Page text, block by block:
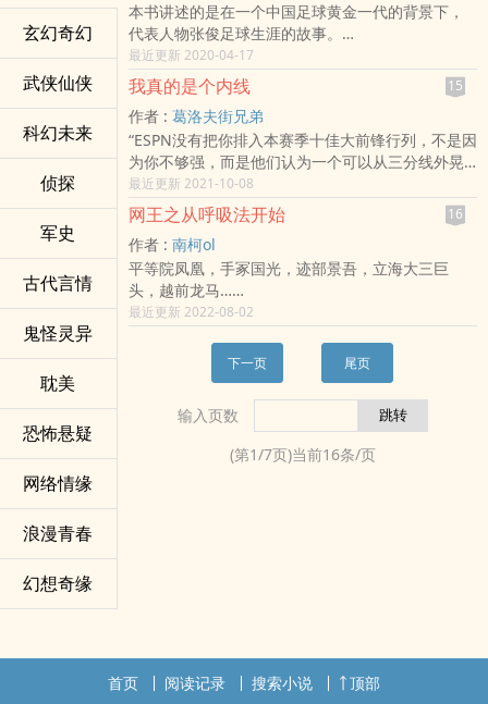
玄幻奇幻
武侠仙侠
科幻未来
侦探
军史
古代言情
鬼怪灵异
耽美
恐怖悬疑
网络情缘
浪漫青春
幻想奇缘
本书讲述的是在一个中国足球黄金一代的背景下，
代表人物张俊足球生涯的故事。
虽然名字叫《我们是冠军》，但主要人物还是张
俊，他才是主角，小说从他开始步入职业足坛一直
写到他退役。
以他的眼睛，他的经历给读者勾画了一幅中国足球
发展的历程。
有欢喜，有悲伤，有希望，有失落。
中国足球随着张俊职业生涯的起起伏伏而向前走
着。
有前进，有倒退，有黑暗，有光明。
全书的‌‌高‎‌潮​‌­是中国队获得世界杯冠军，但这不是这
本书所要最后表达的东西。
我们是冠军的真正含义也不在于拿了一次历史性的
世界冠军，而是在于小说的结尾：中国足球到底需
要一个怎么样的冠军？
所以，请所有读者朋友耐心的看完全文。说实话，
作者本人是希望能一口气全部写完，然后全部上
传，让大家一口气全部看完的，那样冠军这本书才
有味道。
但是由于网络连载和写作的特点，只有让大家跟着
一起等待了，在等待的过程中，有欢喜，有悲伤，
最近更新 2020-04-17
我真的是个内线 15
作者 : 葛洛夫街兄弟
“ESPN没有把你排入本赛季十佳大前锋行列，不是因
为你不够强，而是他们认为一个可以从三分线外晃
开对手完成突破，三分命中全联盟前五，组织能力
堪比控卫，能够快节奏地全场飞奔，除了身高外和
内线几乎完全不搭边的你不算是大前锋。对此，你
怎么看？”
韦恩面对镜头，十分无辜：“我真的是个内线啊。”
最近更新 2021-10-08
网王之从呼吸法开始 16
作者 : 南柯ol
平等院凤凰，手冢国光，迹部景吾，立海大三巨
头，越前龙马…
这是一个网球的黄金时代。
群星闪耀！
而意外来到网王世界，获得鬼灭之刃呼吸法传承的
在这个网球为王的世界究竟会掀起什么波澜……
最近更新 2022-08-02
下一页 尾页
输入页数
(第1/7页)当前16条/页
首页 阅读记录 搜索小说 顶部